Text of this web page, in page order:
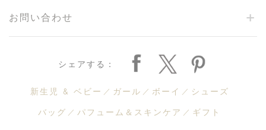
お問い合わせ
シェアする：
新生児 & ベビー ガール ボーイ シューズ
バッグ パフューム＆スキンケア ギフト